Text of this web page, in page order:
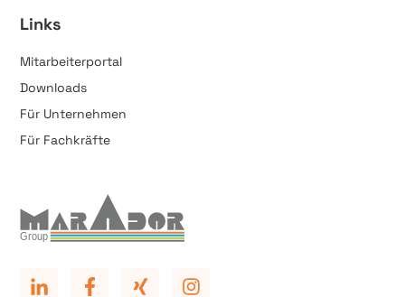
Links
Mitarbeiterportal
Downloads
Für Unternehmen
Für Fachkräfte